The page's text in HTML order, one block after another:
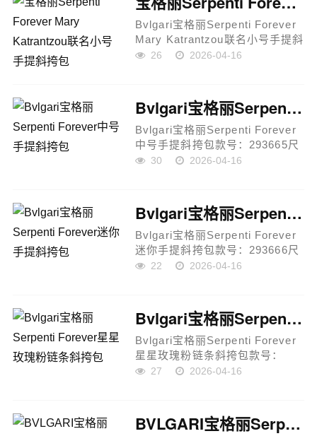
说...
Bvlgari宝格丽Serpenti Forever
Mary Katrantzou联名小号手提斜
挎包款号：291071尺寸：19.2 ×
拆卸链条肩带手柄：可拆卸蛇
形...
26 2026-04-16
Bvlgari宝格丽Serpenti Forever中号手提斜挎包
Bvlgari宝格丽Serpenti Forever
中号手提斜挎包款号：293665尺
寸：20.5 × 15 × 9cm外层材质：
明：采用优质小牛皮打造包身，
搭配细...
30 2026-04-16
Bvlgari宝格丽Serpenti Forever迷你手提斜挎包
Bvlgari宝格丽Serpenti Forever
迷你手提斜挎包款号：293666尺
寸：19 × 11 × 6cm材质：小牛皮
质小牛皮材质打造，皮质细腻
柔...
22 2026-04-16
Bvlgari宝格丽Serpenti Forever星星玫瑰粉链条斜挎包
Bvlgari宝格丽Serpenti Forever
星星玫瑰粉链条斜挎包款号：
294650尺寸：20 × 11 × 3.5cm
金：蛇首磁扣 金属链条产品说
明：采...
27 2026-04-16
BVLGARI宝格丽Serpenti Baia系列钻石白小号肩包